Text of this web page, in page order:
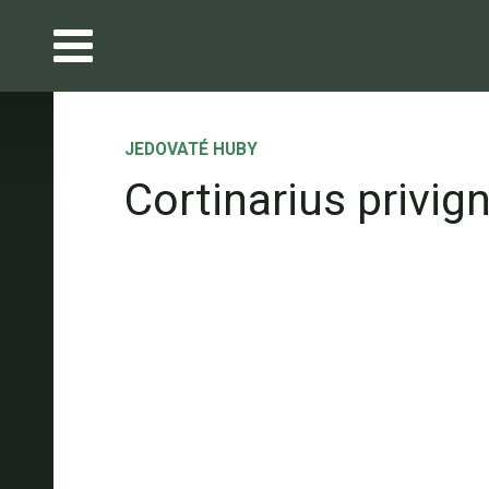
JEDOVATÉ HUBY
Cortinarius